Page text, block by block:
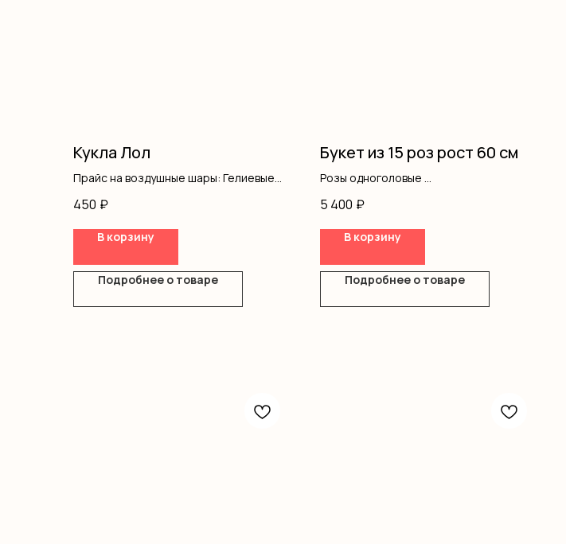
Кукла Лол
Прайс на воздушные шары: Гелиевые
шары метализированные - 145 ₽.
Фольгированные
шары(звезды,сердца) - 450 ₽.
Фольгированные шары от 80 - 110 см
450-650 ₽. Фольгированные шары
450 ₽
В корзину
Подробнее о товаре
Букет из 15 роз рост 60 см
Розы одноголовые
5 400 ₽
В корзину
Подробнее о товаре